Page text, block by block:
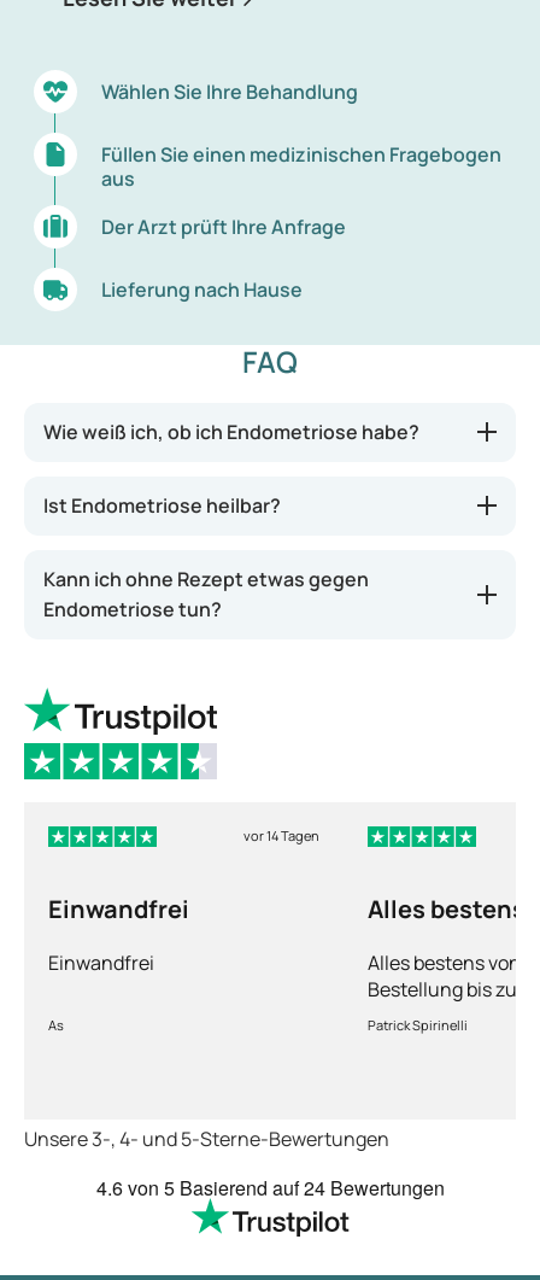
Wählen Sie Ihre Behandlung
Füllen Sie einen medizinischen Fragebogen
aus
Der Arzt prüft Ihre Anfrage
Lieferung nach Hause
FAQ
Wie weiß ich, ob ich Endometriose habe?
Ist Endometriose heilbar?
Kann ich ohne Rezept etwas gegen
Endometriose tun?
vor 14 Tagen
Einwandfrei
Einwandfrei
As
Alles bestens
Alles bestens von
Bestellung bis zur
Ware sorgfältig
schnelle
Patrick Spirinelli
Unsere 3-, 4- und 5-Sterne-Bewertungen
4.6von 5 Basierend auf24 Bewertungen